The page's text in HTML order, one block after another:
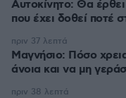
Αυτοκίνητο: Θα
που έχει δοθεί ποτέ
Μαγνήσιο: Πόσο
άνοια και να μη
πριν 37 λεπτά
πριν 38 λεπτά